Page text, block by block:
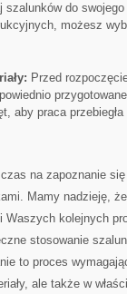
szalunków do
możesz
Przed
aby praca
na​ zapoznanie
Mamy nadzieję,
Waszych kolejnych
stosowanie
⁤to proces
ale także w